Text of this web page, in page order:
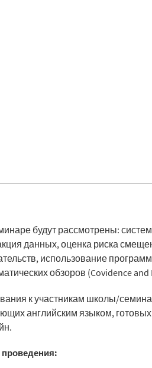
будут рассмотрены:
данных, оценка риска
использование
обзоров (Covidence and
к участникам школы/
английским языком, готовых